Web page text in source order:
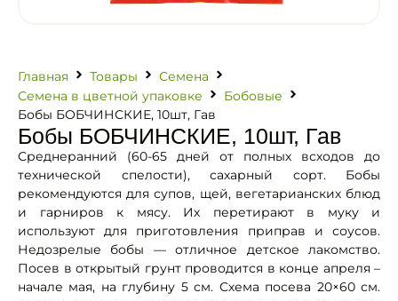
Главная Товары
Семена
Семена в цветной упаковке
Бобовые
Бобы БОБЧИНСКИЕ, 10шт, Гав
Бобы БОБЧИНСКИЕ, 10шт, Гав
Среднеранний (60-65 дней от полных всходов до
технической спелости), сахарный сорт. Бобы
рекомендуются для супов, щей, вегетарианских блюд
и гарниров к мясу. Их перетирают в муку и
используют для приготовления приправ и соусов.
Недозрелые бобы — отличное детское лакомство.
Посев в открытый грунт проводится в конце апреля –
начале мая, на глубину 5 см. Схема посева 20×60 см.